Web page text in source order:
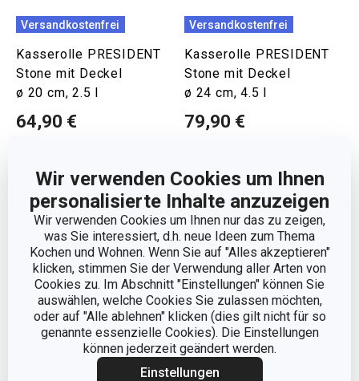
Wir verwenden Cookies um Ihnen
personalisierte Inhalte anzuzeigen
Wir verwenden Cookies um Ihnen nur das zu zeigen,
was Sie interessiert, d.h. neue Ideen zum Thema
Kochen und Wohnen. Wenn Sie auf "Alles akzeptieren"
klicken, stimmen Sie der Verwendung aller Arten von
Cookies zu. Im Abschnitt "Einstellungen" können Sie
auswählen, welche Cookies Sie zulassen möchten,
oder auf "Alle ablehnen" klicken (dies gilt nicht für so
genannte essenzielle Cookies). Die Einstellungen
können jederzeit geändert werden.
Einstellungen
Versandkostenfrei
Kasserolle PRESIDENT
Stone mit Deckel
ø 20 cm, 2.5 l
64,90 €
Warenkorb
Versandkostenfrei
Kasserolle PRESIDENT
Stone mit Deckel
ø 24 cm, 4.5 l
79,90 €
Warenkorb